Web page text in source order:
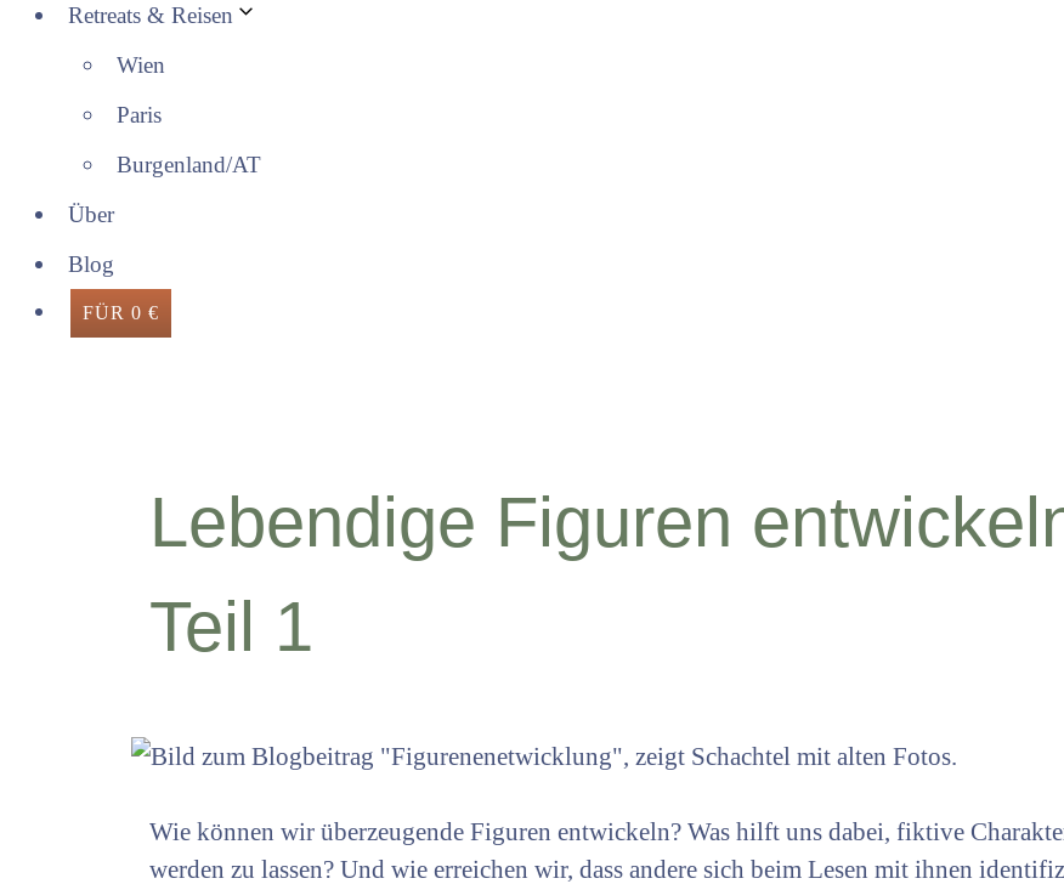
Retreats & Reisen
Wien
Paris
Burgenland/AT
Über
Blog
FÜR 0 €
Lebendige Figuren
Teil 1
Wie können wir überzeugende Figuren entwickeln? Was hilft uns dabei, fiktive
werden zu lassen? Und wie erreichen wir, dass andere sich beim Lesen mit ihnen